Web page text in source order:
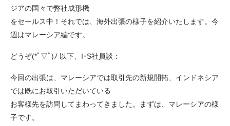
ジアの国々で弊社成形機
をセールス中！それでは、海外出張の様子を紹介いたします。今
週はマレーシア編です。
どうぞ(*ﾟ▽ﾟ)ﾉ 以下、I･S社員談：
今回の出張は、マレーシアでは取引先の新規開拓、インドネシア
では既にお取引いただいている
お客様先を訪問してまわってきました。まずは、マレーシアの様
子です。